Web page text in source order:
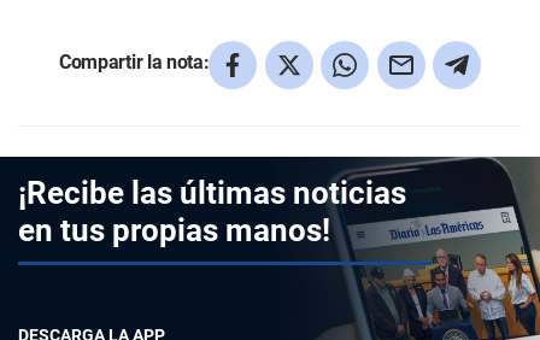
Compartir la nota:
¡Recibe las últimas noticias
en tus propias manos!
DESCARGA LA APP